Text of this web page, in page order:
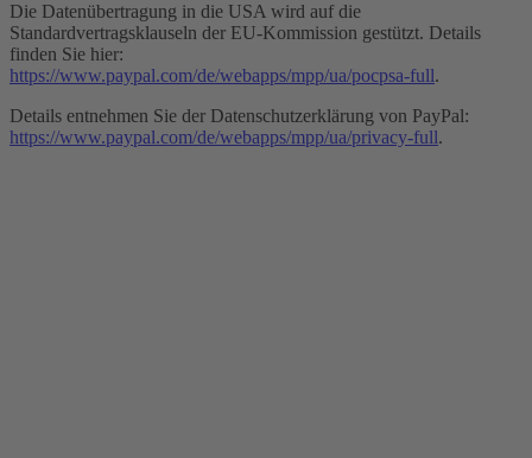
Die Datenübertragung in die USA wird auf die
Standardvertragsklauseln der EU-Kommission gestützt. Details
finden Sie hier:
https://www.paypal.com/de/webapps/mpp/ua/pocpsa-full.
Details entnehmen Sie der Datenschutzerklärung von PayPal:
https://www.paypal.com/de/webapps/mpp/ua/privacy-full.